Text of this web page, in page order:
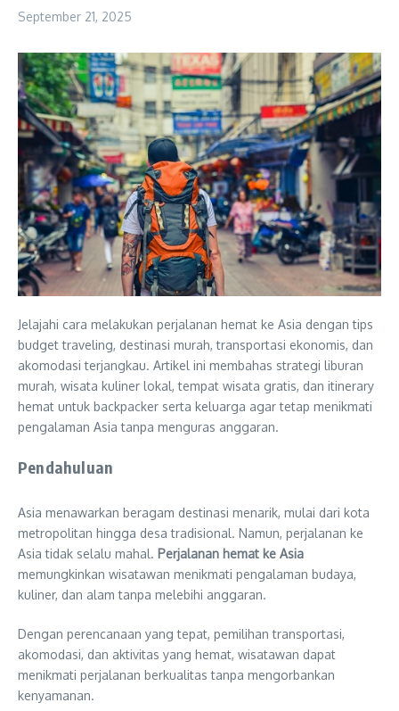
September 21, 2025
Jelajahi cara melakukan perjalanan hemat ke Asia dengan tips
budget traveling, destinasi murah, transportasi ekonomis, dan
akomodasi terjangkau. Artikel ini membahas strategi liburan
murah, wisata kuliner lokal, tempat wisata gratis, dan itinerary
hemat untuk backpacker serta keluarga agar tetap menikmati
pengalaman Asia tanpa menguras anggaran.
Pendahuluan
Asia menawarkan beragam destinasi menarik, mulai dari kota
metropolitan hingga desa tradisional. Namun, perjalanan ke
Asia tidak selalu mahal. Perjalanan hemat ke Asia
memungkinkan wisatawan menikmati pengalaman budaya,
kuliner, dan alam tanpa melebihi anggaran.
Dengan perencanaan yang tepat, pemilihan transportasi,
akomodasi, dan aktivitas yang hemat, wisatawan dapat
menikmati perjalanan berkualitas tanpa mengorbankan
kenyamanan.